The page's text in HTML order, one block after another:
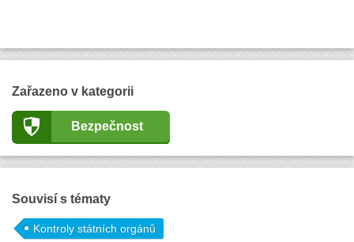
Zařazeno v kategorii
Bezpečnost
Souvisí s tématy
Kontroly státních orgánů